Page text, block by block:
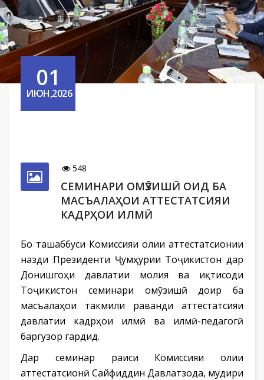
01
ИЮН,2026
548
СЕМИНАРИ ОМӮЗИШӢ ОИД БА
МАСЪАЛАҲОИ АТТЕСТАТСИЯИ
КАДРҲОИ ИЛМӢ
Бо ташаббуси Комиссияи олии аттестатсионии
назди Президенти Ҷумҳурии Тоҷикистон дар
Донишгоҳи давлатии молия ва иқтисоди
Тоҷикистон семинари омӯзишӣ доир ба
масъалаҳои такмили раванди аттестатсияи
давлатии кадрҳои илмӣ ва илмӣ-педагогӣ
баргузор гардид.
Дар семинар раиси Комиссияи олии
аттестатсионӣ Сайфиддин Давлатзода, мудири